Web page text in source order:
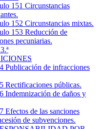
151 Circunstancias
152 Circunstancias mixtas.
153 Reducción de
pecuniarias.
3.ª
Publicación de infracciones
Rectificaciones públicas.
Indemnización de daños y
Efectos de las sanciones
de subvenciones.